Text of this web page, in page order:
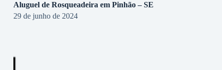
Aluguel de Rosqueadeira em Pinhão – SE
29 de junho de 2024